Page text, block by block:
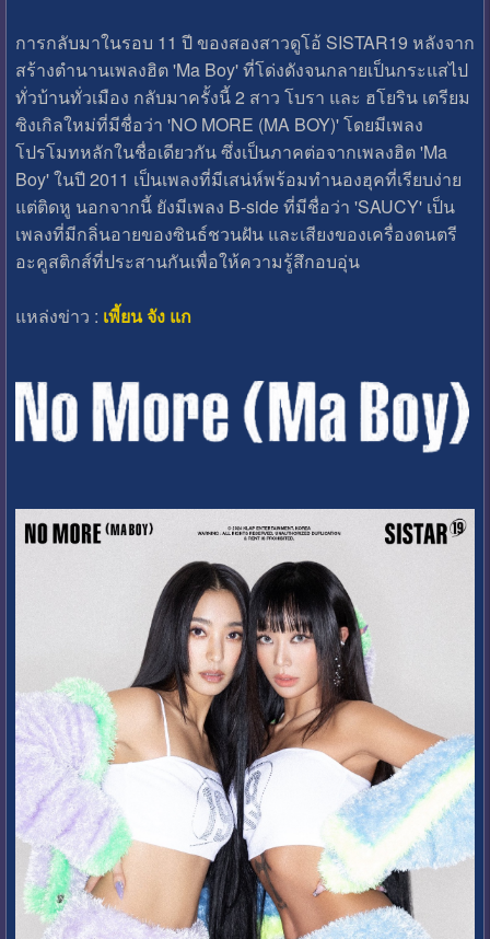
การกลับมาในรอบ 11 ปี ของสองสาวดูโอ้ SISTAR19 หลังจาก
สร้างตำนานเพลงฮิต 'Ma Boy' ที่โด่งดังจนกลายเป็นกระแสไป
ทั่วบ้านทั่วเมือง กลับมาครั้งนี้ 2 สาว โบรา และ ฮโยริน เตรียม
ซิงเกิลใหม่ที่มีชื่อว่า 'NO MORE (MA BOY)' โดยมีเพลง
โปรโมทหลักในชื่อเดียวกัน ซึ่งเป็นภาคต่อจากเพลงฮิต 'Ma
Boy' ในปี 2011 เป็นเพลงที่มีเสน่ห์พร้อมทำนองฮุคที่เรียบง่าย
แต่ติดหู นอกจากนี้ ยังมีเพลง B-side ที่มีชื่อว่า 'SAUCY' เป็น
เพลงที่มีกลิ่นอายของซินธ์ชวนฝัน และเสียงของเครื่องดนตรี
อะคูสติกส์ที่ประสานกันเพื่อให้ความรู้สึกอบอุ่น
แหล่งข่าว : เพี้ยน จัง แก